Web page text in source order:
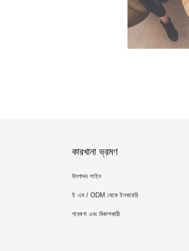
কারখানা ভ্রমণ
উৎপাদন লাইন
ই এম / ODM থেকে ইনকয়েরি
গবেষণা এবং বিকাশকারী